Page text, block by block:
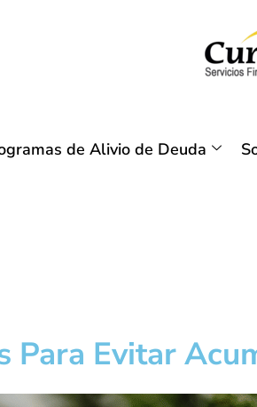
de Alivio de Deuda
Para Evitar